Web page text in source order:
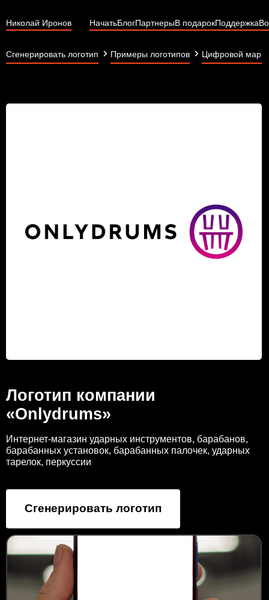
Николай Иронов НачатьБлогПартнерыВ подарокПоддержка
Сгенерировать логотип Примеры логотипов Цифровой
Логотип компании
«Onlydrums»
Интернет-магазин ударных инструментов, барабанов,
барабанных установок, барабанных палочек, ударных
тарелок, перкуссии
Сгенерировать логотип